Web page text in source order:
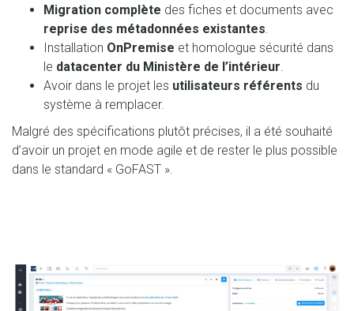
Migration complète des fiches et documents avec
reprise des métadonnées existantes.
Installation OnPremise et homologue sécurité dans
le datacenter du Ministère de l’intérieur.
Avoir dans le projet les utilisateurs référents du
système à remplacer.
Malgré des spécifications plutôt précises, il a été souhaité
d’avoir un projet en mode agile et de rester le plus possible
dans le standard « GoFAST ».